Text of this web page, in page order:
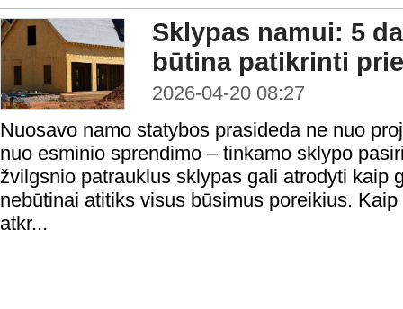
Sklypas namui: 5
būtina patikrinti
2026-04-20 08:27
Nuosavo namo statybos prasideda ne nuo
nuo esminio sprendimo – tinkamo sklypo
žvilgsnio patrauklus sklypas gali atrodyti kaip
nebūtinai atitiks visus būsimus poreikius.
atkr...